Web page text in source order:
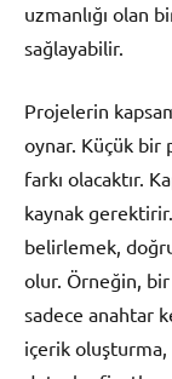
uzmanlığı olan
sağlayabilir.
Projelerin
oynar. Küçük bir
farkı olacaktır.
kaynak
belirlemek,
olur. Örneğin, bir
sadece anahtar
içerik oluşturma,